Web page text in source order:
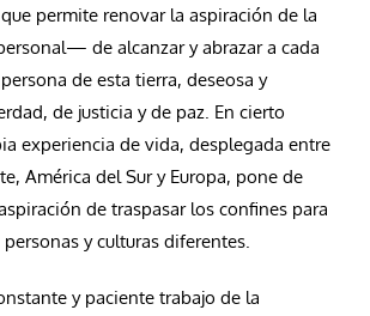
permite renovar la aspiración de la
de alcanzar y abrazar a cada
de esta tierra, deseosa y
de justicia y de paz. En cierto
experiencia de vida, desplegada entre
América del Sur y Europa, pone de
de traspasar los confines para
y culturas diferentes.
y paciente trabajo de la